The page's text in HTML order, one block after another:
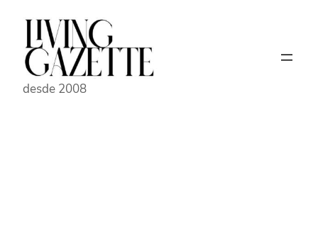
Pular
conteúdo
desde 2008